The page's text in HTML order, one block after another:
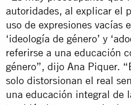
autoridades, al explicar el
uso de expresiones vacías
‘ideología de género’ y
referirse a una educación
género”, dijo Ana Piquer.
solo distorsionan el real
una educación integral de